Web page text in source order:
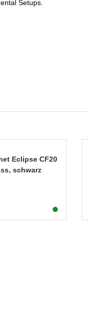
Setups.
Eclipse CF20
schwarz